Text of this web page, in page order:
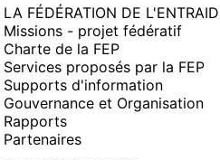
LA FÉDÉRATION DE
Missions - projet fédératif
Charte de la FEP
Services proposés par la FEP
Supports d'information
Gouvernance et Organisation
Rapports
Partenaires